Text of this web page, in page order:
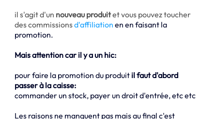
il s'agit d'un nouveau produitet vous pouvez toucher
des commissionsd'affiliation en en faisant la
promotion.
Mais attention car il y a un hic:
pour faire la promotion du produit il faut d'abord
passer à la caisse:
commander un stock, payer un droit d'entrée, etc etc
Les raisons ne manquent pas mais au final c'est